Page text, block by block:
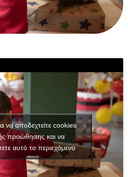
να αποδεχτείτε cookies
προώθησης και να
αυτό το περιεχόμενο